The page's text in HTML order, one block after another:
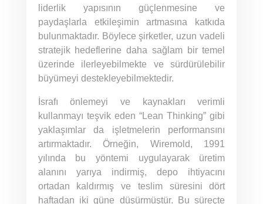
liderlik yapısının güçlenmesine ve
paydaşlarla etkileşimin artmasına katkıda
bulunmaktadır. Böylece şirketler, uzun vadeli
stratejik hedeflerine daha sağlam bir temel
üzerinde ilerleyebilmekte ve sürdürülebilir
büyümeyi destekleyebilmektedir.
İsrafı önlemeyi ve kaynakları verimli
kullanmayı teşvik eden “Lean Thinking” gibi
yaklaşımlar da işletmelerin performansını
artırmaktadır. Örneğin, Wiremold, 1991
yılında bu yöntemi uygulayarak üretim
alanını yarıya indirmiş, depo ihtiyacını
ortadan kaldırmış ve teslim süresini dört
haftadan iki güne düşürmüştür. Bu süreçte